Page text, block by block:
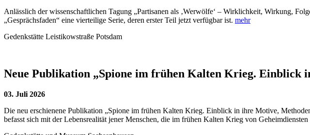
Anlässlich der wissenschaftlichen Tagung „Partisanen als ‚Werwölfe‘ – Wirklichkeit, Wirkung,
„Gesprächsfaden“ eine vierteilige Serie, deren erster Teil jetzt verfügbar ist. mehr
Gedenkstätte Leistikowstraße Potsdam
Neue Publikation „Spione im frühen Kalten Krieg. Einblick
03. Juli 2026
Die neu erschienene Publikation „Spione im frühen Kalten Krieg. Einblick in ihre Motive,
befasst sich mit der Lebensrealität jener Menschen, die im frühen Kalten Krieg von